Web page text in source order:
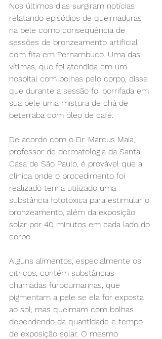
Nos últimos dias surgiram notícias
relatando episódios de queimaduras
na pele como consequência de
sessões de bronzeamento artificial
com fita em Pernambuco. Uma das
vítimas, que foi atendida em um
hospital com bolhas pelo corpo, disse
que durante a sessão foi borrifada em
sua pele uma mistura de chá de
beterraba com óleo de café.⠀
De acordo com o Dr. Marcus Maia,
professor de dermatologia da Santa
Casa de São Paulo, é provável que a
clínica onde o procedimento foi
realizado tenha utilizado uma
substância fototóxica para estimular o
bronzeamento, além da exposição
solar por 40 minutos em cada lado do
corpo.⠀
Alguns alimentos, especialmente os
cítricos, contém substâncias
chamadas furocumarinas, que
pigmentam a pele se ela for exposta
ao sol, mas queimam com bolhas
dependendo da quantidade e tempo
de exposição solar. O mesmo